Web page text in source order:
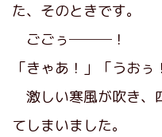
た、そのときです。
ごごぅ───！
「きゃあ！」「うおぅ
激しい寒風が吹き、
てしまいました。